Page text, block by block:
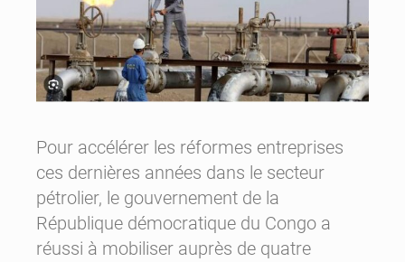
Pour accélérer les réformes entreprises
ces dernières années dans le secteur
pétrolier, le gouvernement de la
République démocratique du Congo a
réussi à mobiliser auprès de quatre